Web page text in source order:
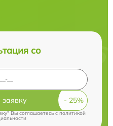
со
заявку
Вы соглашаетесь cполитикой